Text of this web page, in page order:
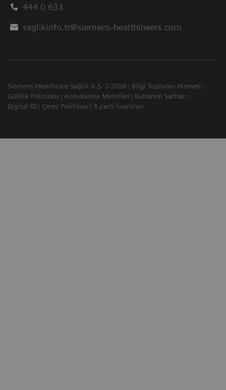
444 0 633
saglikinfo.tr@siemens-healthineers.com
Siemens Healthcare Sağlık A.Ş. ©2026
Bilgi Toplumu Hizmeti
Gizlilik Politikası
Aydınlatma Metinleri
Kullanım Şartları
Digital ID
Çerez Politikası 3.parti lisansları